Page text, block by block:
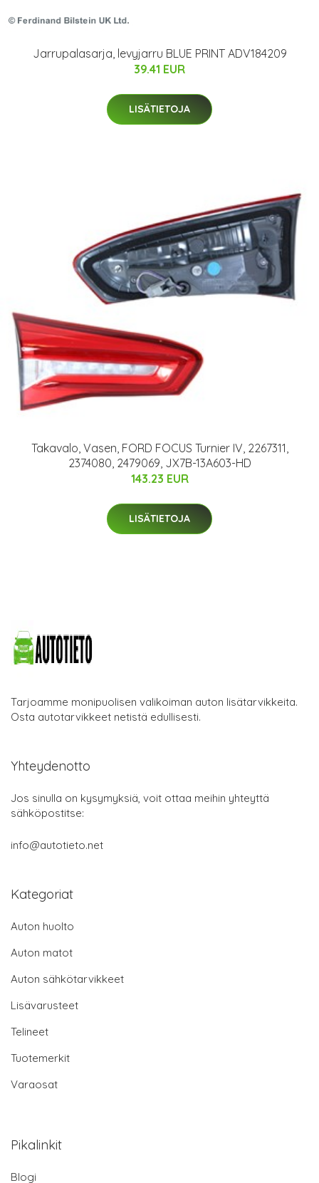
Jarrupalasarja, levyjarru BLUE PRINT ADV184209
39.41 EUR
LISÄTIETOJA
Takavalo, Vasen, FORD FOCUS Turnier IV, 2267311,
2374080, 2479069, JX7B-13A603-HD
143.23 EUR
LISÄTIETOJA
Tarjoamme monipuolisen valikoiman auton lisätarvikkeita.
Osta autotarvikkeet netistä edullisesti.
Yhteydenotto
Jos sinulla on kysymyksiä, voit ottaa meihin yhteyttä
sähköpostitse:
info@autotieto.net
Kategoriat
Auton huolto
Auton matot
Auton sähkötarvikkeet
Lisävarusteet
Telineet
Tuotemerkit
Varaosat
Pikalinkit
Blogi